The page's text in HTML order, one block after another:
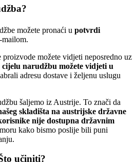
možete pronaći u potvrdi
možete vidjeti neposredno uz
narudžbu možete vidjeti u
adresu dostave i željenu uslugu
šaljemo iz Austrije. To znači da
skladišta na austrijske državne
nije dostupna državnim
kako bismo poslije bili puni
učiniti?